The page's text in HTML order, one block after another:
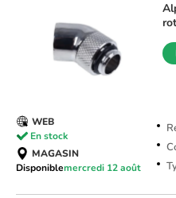
WEB
En stock
MAGASIN
Disponiblemercredi 12 août